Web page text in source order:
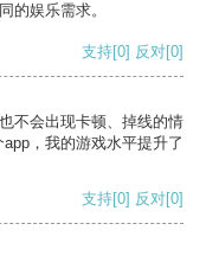
的娱乐需求。
支持[0] 反对[0]
不会出现卡顿、掉线的情
，我的游戏水平提升了
支持[0] 反对[0]